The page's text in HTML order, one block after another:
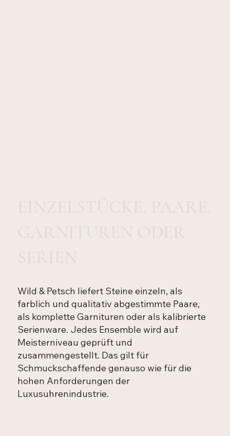
Wild & Petsch liefert Steine einzeln, als
farblich und qualitativ abgestimmte Paare,
als komplette Garnituren oder als kalibrierte
Serienware. Jedes Ensemble wird auf
Meisterniveau geprüft und
zusammengestellt. Das gilt für
Schmuckschaffende genauso wie für die
hohen Anforderungen der
Luxusuhrenindustrie.